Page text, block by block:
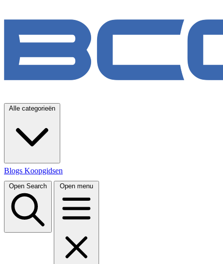
Alle categorieën
Blogs Koopgidsen
Open Search Open menu